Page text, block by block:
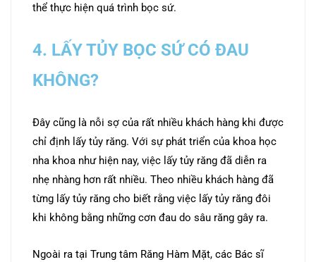
thể thực hiện quá trình bọc sứ.
4. LẤY TỦY BỌC SỨ CÓ ĐAU
KHÔNG?
Đây cũng là nỗi sợ của rất nhiều khách hàng khi được
chỉ định lấy tủy răng. Với sự phát triển của khoa học
nha khoa như hiện nay, việc lấy tủy răng đã diễn ra
nhẹ nhàng hơn rất nhiều. Theo nhiều khách hàng đã
từng lấy tủy răng cho biết rằng việc lấy tủy răng đôi
khi không bằng những cơn đau do sâu răng gây ra.
Ngoài ra tại Trung tâm Răng Hàm Mặt, các Bác sĩ